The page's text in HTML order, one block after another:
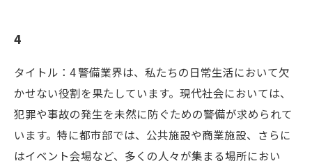
4
タイトル：4 警備業界は、私たちの日常生活において欠
かせない役割を果たしています。現代社会においては、
犯罪や事故の発生を未然に防ぐための警備が求められて
います。特に都市部では、公共施設や商業施設、さらに
はイベント会場など、多くの人々が集まる場所におい